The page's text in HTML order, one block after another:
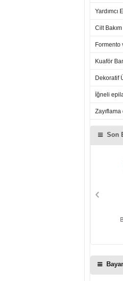
Yardımcı
Cilt
Formento
Kuaför
Dekoratif
İğneli
Zayıflama
Son